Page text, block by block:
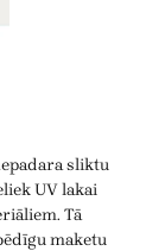
sliktu
UV lakai
Tā
maketu